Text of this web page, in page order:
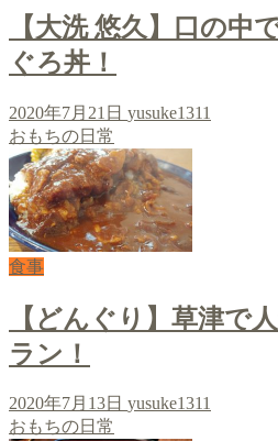
【大洗 悠久】口の中
ぐろ丼！
2020年7月21日 yusuke1311
おもちの日常
食事
【どんぐり】草津で
ラン！
2020年7月13日 yusuke1311
おもちの日常